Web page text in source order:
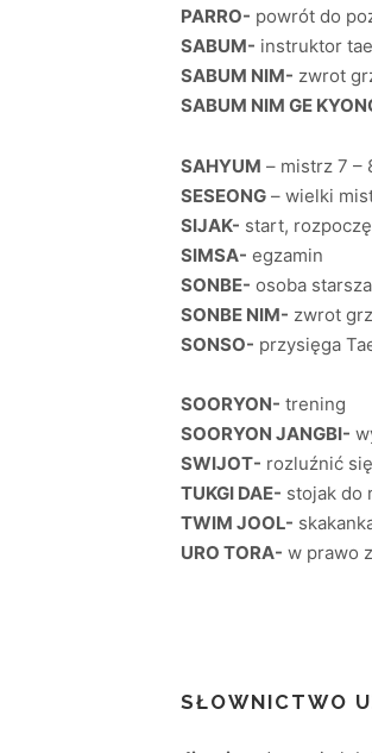
PARRO- powrót do
SABUM- instruktor
SABUM NIM- zwrot
SABUM NIM GE
SAHYUM – mistrz 7 –
SESEONG – wielki
SIJAK- start,
SIMSA- egzamin
SONBE- osoba
SONBE NIM- zwrot
SONSO- przysięga
SOORYON- trening
SOORYON JANGBI-
SWIJOT- rozluźnić
TUKGI DAE- stojak do
TWIM JOOL-
URO TORA- w prawo
SŁOWNICTWO